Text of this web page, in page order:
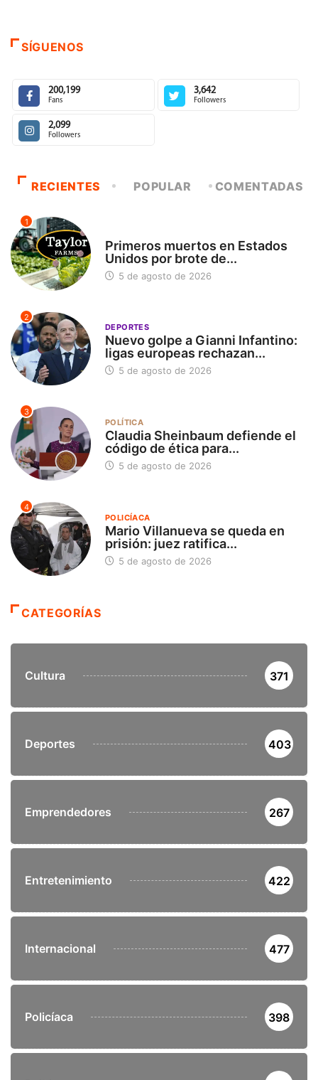
SÍGUENOS
200,199
Fans
3,642
Followers
2,099
Followers
RECIENTES POPULAR COMENTADAS
1
Primeros muertos en Estados
Unidos por brote de...
5 de agosto de 2026
2
DEPORTES
Nuevo golpe a Gianni Infantino:
ligas europeas rechazan...
5 de agosto de 2026
3
POLÍTICA
Claudia Sheinbaum defiende el
código de ética para...
5 de agosto de 2026
4
POLICÍACA
Mario Villanueva se queda en
prisión: juez ratifica...
5 de agosto de 2026
CATEGORÍAS
Cultura 371
Deportes 403
Emprendedores 267
Entretenimiento 422
Internacional 477
Policíaca 398